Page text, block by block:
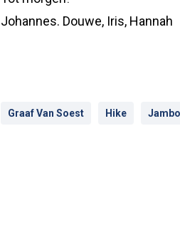
Johannes. Douwe, Iris, Hannah
Graaf Van Soest Hike